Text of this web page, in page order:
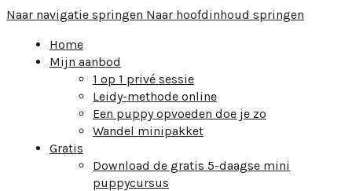
Naar navigatie springen Naar hoofdinhoud springen
Home
Mijn aanbod
1 op 1 privé sessie
Leidy-methode online
Een puppy opvoeden doe je zo
Wandel minipakket
Gratis
Download de gratis 5-daagse mini
puppycursus